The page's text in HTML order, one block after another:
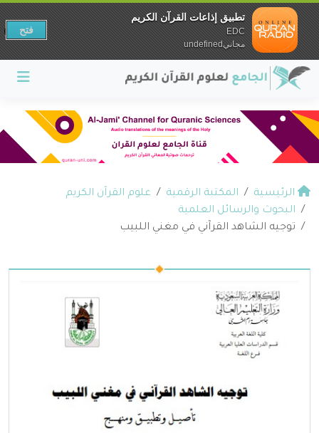
الرئيسية المكتبة الرقمية
علوم القرآن الكريم
البحوث والرسائل العلمية
توجيه الشاهد القرآني في مغني اللبيب
تطبيق إذاعات القرآن الكريم
EDC
مجانيundefined
فتح